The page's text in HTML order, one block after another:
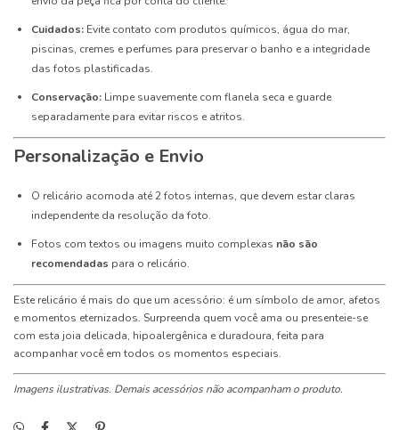
Cuidados: Evite contato com produtos químicos, água do mar,
piscinas, cremes e perfumes para preservar o banho e a integridade
das fotos plastificadas.
Conservação: Limpe suavemente com flanela seca e guarde
separadamente para evitar riscos e atritos.
Personalização e Envio
O relicário acomoda até 2 fotos internas, que devem estar claras
independente da resolução da foto.
Fotos com textos ou imagens muito complexas não são
recomendadas para o relicário.
Este relicário é mais do que um acessório: é um símbolo de amor, afetos
e momentos eternizados. Surpreenda quem você ama ou presenteie-se
com esta joia delicada, hipoalergênica e duradoura, feita para
acompanhar você em todos os momentos especiais.
Imagens ilustrativas. Demais acessórios não acompanham o produto.